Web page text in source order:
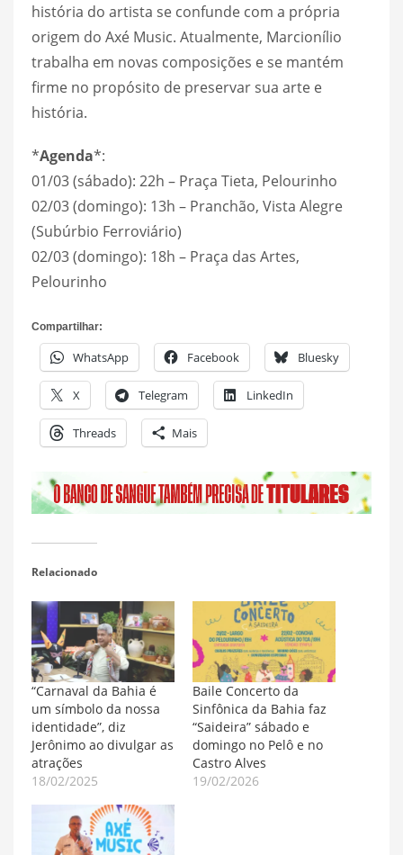
história do artista se confunde com a própria
origem do Axé Music. Atualmente, Marcionílio
trabalha em novas composições e se mantém
firme no propósito de preservar sua arte e
história.
*Agenda*:
01/03 (sábado): 22h – Praça Tieta, Pelourinho
02/03 (domingo): 13h – Pranchão, Vista Alegre
(Subúrbio Ferroviário)
02/03 (domingo): 18h – Praça das Artes,
Pelourinho
Compartilhar:
WhatsApp Facebook Bluesky
X Telegram LinkedIn
Threads Mais
Relacionado
“Carnaval da Bahia é
um símbolo da nossa
identidade”, diz
Jerônimo ao divulgar as
atrações
18/02/2025
Baile Concerto da
Sinfônica da Bahia faz
“Saideira” sábado e
domingo no Pelô e no
Castro Alves
19/02/2026